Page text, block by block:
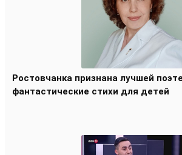
Ростовчанка признана лучшей
фантастические стихи для детей